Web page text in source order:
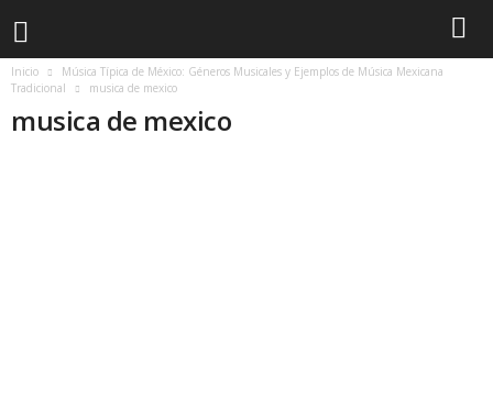
Inicio
Música Típica de México: Géneros Musicales y Ejemplos de Música Mexicana
Tradicional
musica de mexico
musica de mexico